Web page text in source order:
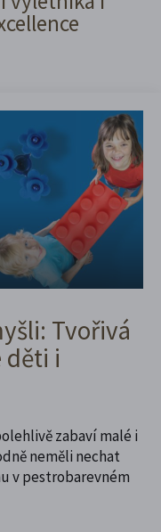
Tvořivá
děti i
zabaví malé i
neměli nechat
v pestrobarevném